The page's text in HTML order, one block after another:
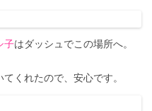
子はダッシュでこの場所へ。
くれたので、安心です。